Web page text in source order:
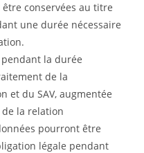
conservées au titre
une durée nécessaire
la durée
de la
et du SAV, augmentée
la relation
pourront être
légale pendant